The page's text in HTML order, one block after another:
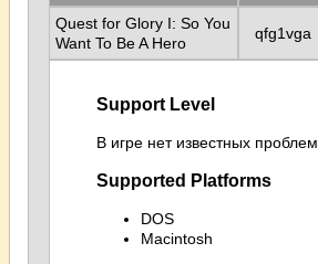
Quest for Glory I: So You
Want To Be A Hero
qfg1vga
Support Level
В игре нет известных проблем.
Supported Platforms
DOS
Macintosh